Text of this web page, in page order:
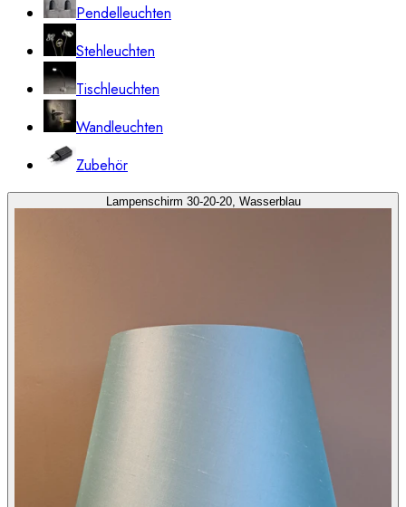
Pendelleuchten
Stehleuchten
Tischleuchten
Wandleuchten
Zubehör
Lampenschirm 30-20-20, Wasserblau